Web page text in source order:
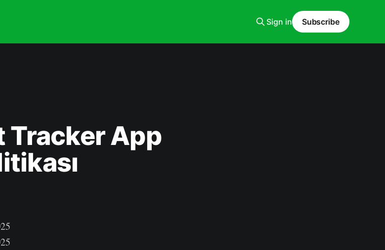
Sign in Subscribe
Tracker App